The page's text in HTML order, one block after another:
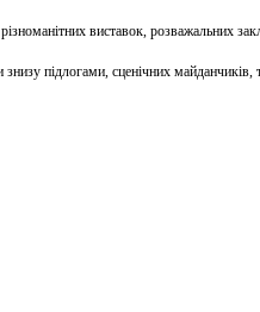
виставок, розважальних
знизу підлогами, сценічних